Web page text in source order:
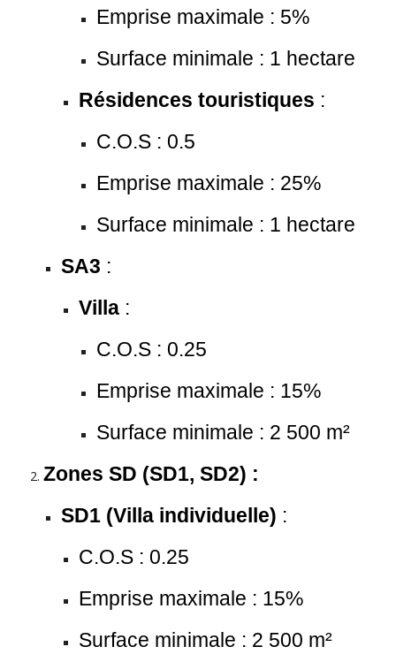
Emprise maximale : 5%
Surface minimale : 1 hectare
Résidences touristiques :
C.O.S : 0.5
Emprise maximale : 25%
Surface minimale : 1 hectare
SA3 :
Villa :
C.O.S : 0.25
Emprise maximale : 15%
Surface minimale : 2 500 m²
Zones SD (SD1, SD2) :
SD1 (Villa individuelle) :
C.O.S : 0.25
Emprise maximale : 15%
Surface minimale : 2 500 m²